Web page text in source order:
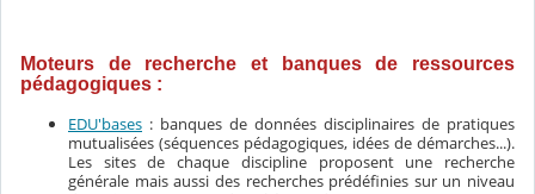
Moteurs de recherche et banques de ressources
pédagogiques :
EDU'bases : banques de données disciplinaires de pratiques
mutualisées (séquences pédagogiques, idées de démarches...).
Les sites de chaque discipline proposent une recherche
générale mais aussi des recherches prédéfinies sur un niveau